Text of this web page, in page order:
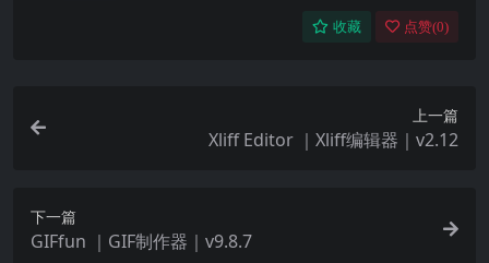
收藏 点赞(0)
上一篇
Xliff Editor ｜Xliff编辑器｜v2.12
下一篇
GIFfun ｜GIF制作器｜v9.8.7